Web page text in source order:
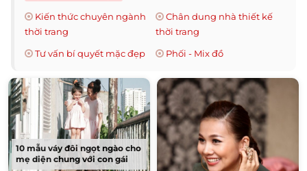
Kiến thức chuyên ngành
thời trang
Chân dung nhà thiết kế
thời trang
Tư vấn bí quyết mặc đẹp
Phối - Mix đồ
10 mẫu váy đôi ngọt ngào cho
mẹ diện chung với con gái